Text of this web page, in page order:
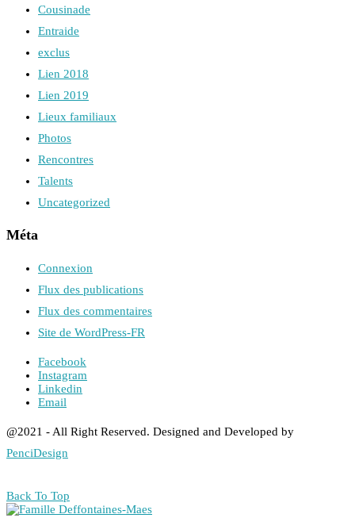
Cousinade
Entraide
exclus
Lien 2018
Lien 2019
Lieux familiaux
Photos
Rencontres
Talents
Uncategorized
Méta
Connexion
Flux des publications
Flux des commentaires
Site de WordPress-FR
Facebook
Instagram
Linkedin
Email
@2021 - All Right Reserved. Designed and Developed by
PenciDesign
Back To Top